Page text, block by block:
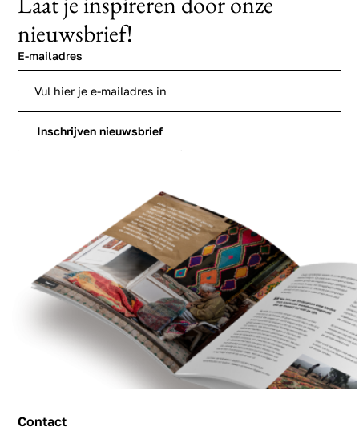
Contact
nieuwsbrief!
E-mailadres
Inschrijven nieuwsbrief